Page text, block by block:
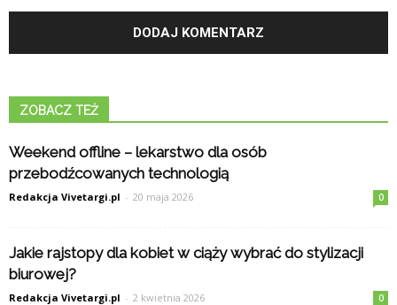
ZOBACZ TEŻ
Weekend offline – lekarstwo dla osób
przebodźcowanych technologią
Redakcja Vivetargi.pl - 20 maja 2026 0
Jakie rajstopy dla kobiet w ciąży wybrać do stylizacji
biurowej?
Redakcja Vivetargi.pl - 2 kwietnia 2026 0